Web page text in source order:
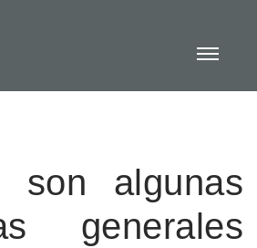
son algunas
generales